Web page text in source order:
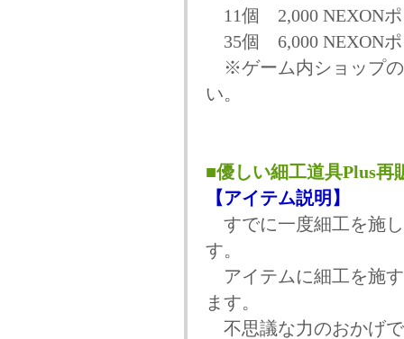
11個 2,000 NEXONポ
35個 6,000 NEXONポ
※ゲーム内ショップの
い。
■優しい細工道具Plus再
【アイテム説明】
すでに一度細工を施
す。
アイテムに細工を施
ます。
不思議な力のおかげ